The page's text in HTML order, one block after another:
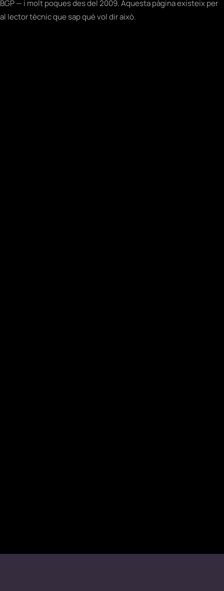
BGP — i molt poques des del 2009. Aquesta pàgina existeix per
al lector tècnic que sap què vol dir això.